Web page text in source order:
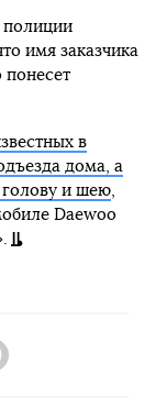
полиции
имя заказчика
понесет
в
дома, а
и шею,
Daewoo